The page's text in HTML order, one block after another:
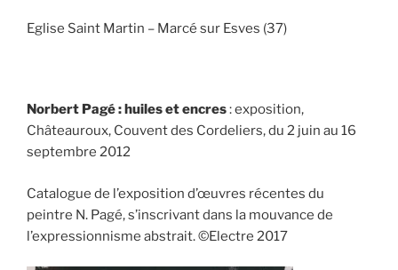
Eglise Saint Martin – Marcé sur Esves (37)
Norbert Pagé : huiles et encres: exposition,
Châteauroux, Couvent des Cordeliers, du 2 juin au 16
septembre 2012
Catalogue de l’exposition d’œuvres récentes du
peintre N. Pagé, s’inscrivant dans la mouvance de
l’expressionnisme abstrait. ©Electre 2017